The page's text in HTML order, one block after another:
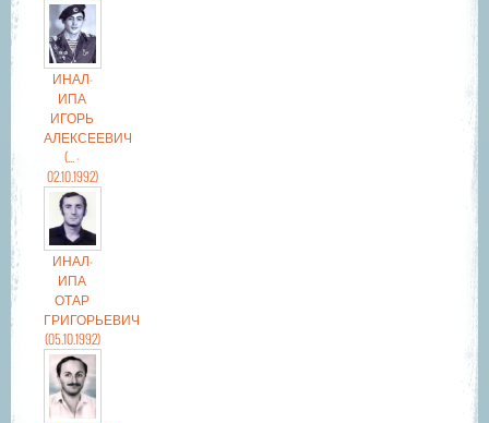
ИНАЛ-
ИПА
ИГОРЬ
АЛЕКСЕЕВИЧ
(... -
02.10.1992)
ИНАЛ-
ИПА
ОТАР
ГРИГОРЬЕВИЧ
(05.10.1992)